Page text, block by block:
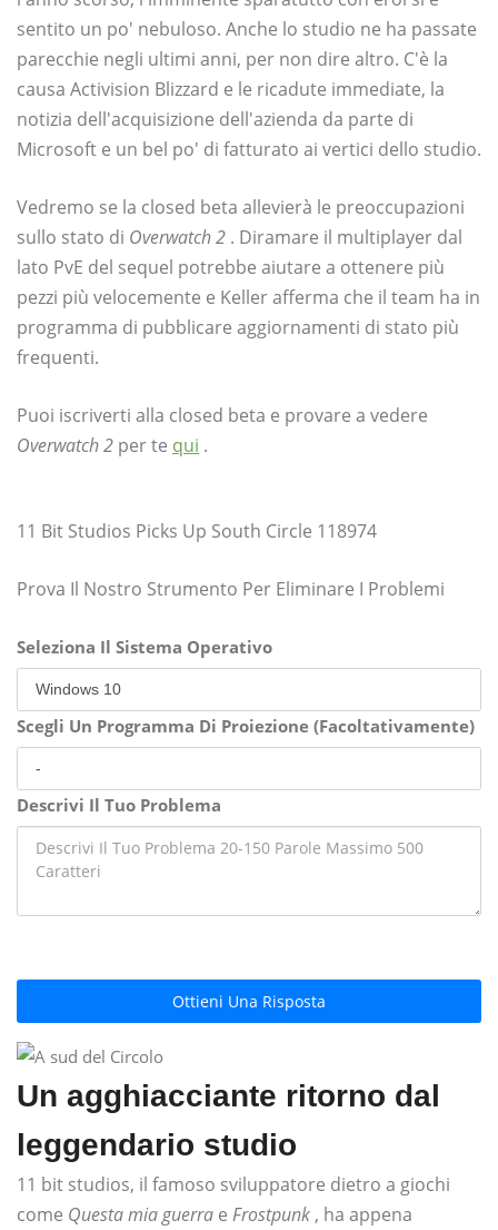
sentito un po' nebuloso. Anche lo studio ne ha passate
parecchie negli ultimi anni, per non dire altro. C'è la
causa Activision Blizzard e le ricadute immediate, la
notizia dell'acquisizione dell'azienda da parte di
Microsoft e un bel po' di fatturato ai vertici dello studio.
Vedremo se la closed beta allevierà le preoccupazioni
sullo stato di Overwatch 2 . Diramare il multiplayer dal
lato PvE del sequel potrebbe aiutare a ottenere più
pezzi più velocemente e Keller afferma che il team ha in
programma di pubblicare aggiornamenti di stato più
frequenti.
Puoi iscriverti alla closed beta e provare a vedere
Overwatch 2 per te qui .
11 Bit Studios Picks Up South Circle 118974
Prova Il Nostro Strumento Per Eliminare I Problemi
Seleziona Il Sistema Operativo
Scegli Un Programma Di Proiezione (Facoltativamente)
Descrivi Il Tuo Problema
Ottieni Una Risposta
Un agghiacciante ritorno dal
leggendario studio
11 bit studios, il famoso sviluppatore dietro a giochi
come Questa mia guerra e Frostpunk , ha appena